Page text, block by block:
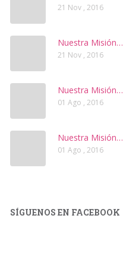
21 Nov , 2016
Nuestra Misión…
21 Nov , 2016
Nuestra Misión…
01 Ago , 2016
Nuestra Misión…
01 Ago , 2016
SÍGUENOS EN FACEBOOK